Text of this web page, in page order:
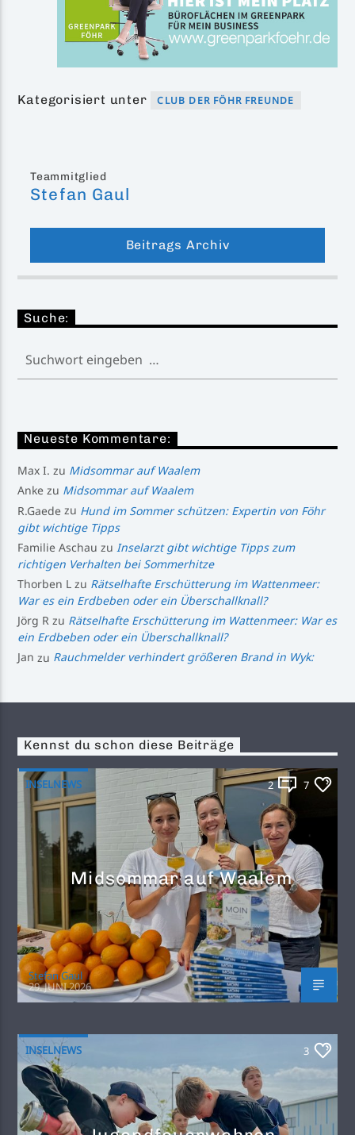
Kategorisiert unter CLUB DER FÖHR FREUNDE
Teammitglied
Stefan Gaul
Beitrags Archiv
Suche:
Neueste Kommentare:
Max I. zu Midsommar auf Waalem
Anke zu Midsommar auf Waalem
R.Gaede zu Hund im Sommer schützen: Expertin von Föhr
gibt wichtige Tipps
Familie Aschau zu Inselarzt gibt wichtige Tipps zum
richtigen Verhalten bei Sommerhitze
Thorben L zu Rätselhafte Erschütterung im Wattenmeer:
War es ein Erdbeben oder ein Überschallknall?
Jörg R zu Rätselhafte Erschütterung im Wattenmeer: War es
ein Erdbeben oder ein Überschallknall?
Jan zu Rauchmelder verhindert größeren Brand in Wyk:
Kennst du schon diese Beiträge
INSELNEWS 2 7
Midsommar auf Waalem
Stefan Gaul
29. JUNI 2026
INSELNEWS 3